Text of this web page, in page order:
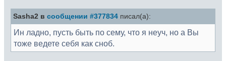
Sasha2 в сообщении #377834 писал(а):
Ин ладно, пусть быть по сему, что я неуч, но а Вы
тоже ведете себя как сноб.